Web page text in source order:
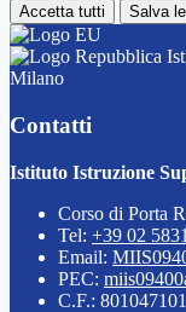
Accetta tutti Salva
Milano
Contatti
Istituto Istruzione
Corso di Porta
Tel: +39 02
Email:
PEC:
C.F.: